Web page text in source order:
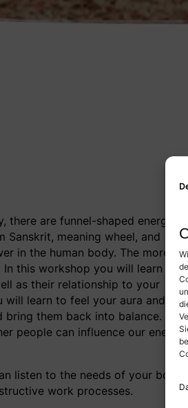
are funnel-shaped energy
meaning wheel, and
in the human body. The more
this workshop you will learn
as their relationship to your
will learn to feel your aura and
bring them back into balance. We
people can influence our energy
listen to the needs of your body
work processes.